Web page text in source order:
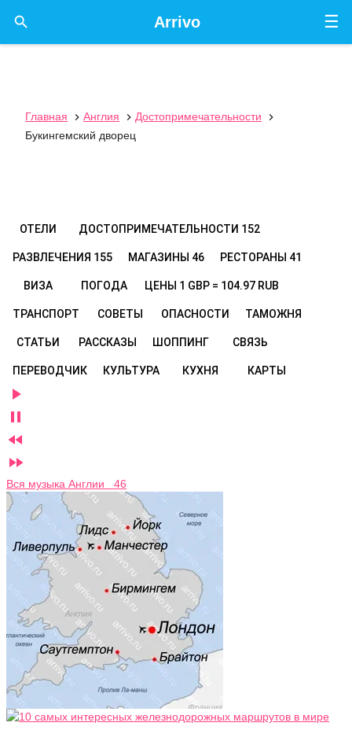
☰
Arrivo

Главная  Англия  Достопримечательности

Букингемский дворец
ОТЕЛИ ДОСТОПРИМЕЧАТЕЛЬНОСТИ 152
РАЗВЛЕЧЕНИЯ 155 МАГАЗИНЫ 46 РЕСТОРАНЫ 41
ВИЗА ПОГОДА ЦЕНЫ 1 GBP = 104.97 RUB
ТРАНСПОРТ СОВЕТЫ ОПАСНОСТИ ТАМОЖНЯ
СТАТЬИ РАССКАЗЫ ШОППИНГ СВЯЗЬ
ПЕРЕВОДЧИК КУЛЬТУРА КУХНЯ КАРТЫ




Вся музыка Англии 46